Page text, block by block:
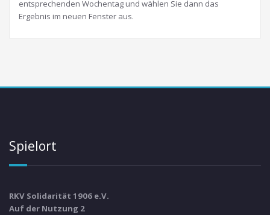
entsprechenden Wochentag und wählen Sie dann das
Ergebnis im neuen Fenster aus.
Spielort
RKV Solidarität 1906 e.V.
Auf der Nutzung 2